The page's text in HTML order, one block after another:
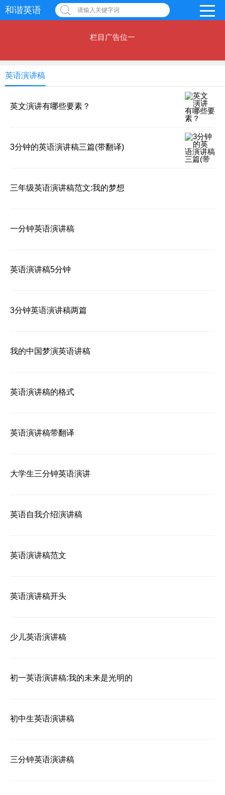
和谐英语 请输入关键字词
栏目广告位一
英语演讲稿
英文演讲有哪些要素？
3分钟的英语演讲稿三篇(带翻译)
三年级英语演讲稿范文:我的梦想
一分钟英语演讲稿
英语演讲稿5分钟
3分钟英语演讲稿两篇
我的中国梦演英语讲稿
英语演讲稿的格式
英语演讲稿带翻译
大学生三分钟英语演讲
英语自我介绍演讲稿
英语演讲稿范文
英语演讲稿开头
少儿英语演讲稿
初一英语演讲稿:我的未来是光明的
初中生英语演讲稿
三分钟英语演讲稿